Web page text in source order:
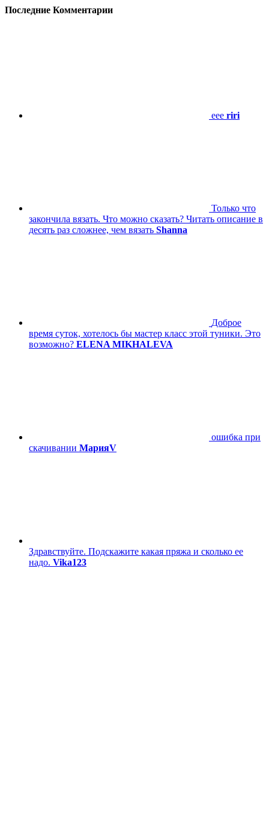
Последние Комментарии
eee riri
Только что
закончила вязать. Что можно сказать? Читать описание в
десять раз сложнее, чем вязать Shanna
Доброе
время суток, хотелось бы мастер класс этой туники. Это
возможно? ELENA MIKHALEVA
ошибка при
скачивании МарияV
Здравствуйте. Подскажите какая пряжа и сколько ее
надо. Vika123